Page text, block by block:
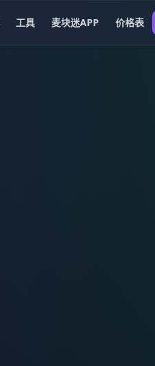
工具 麦块迷APP 价格表